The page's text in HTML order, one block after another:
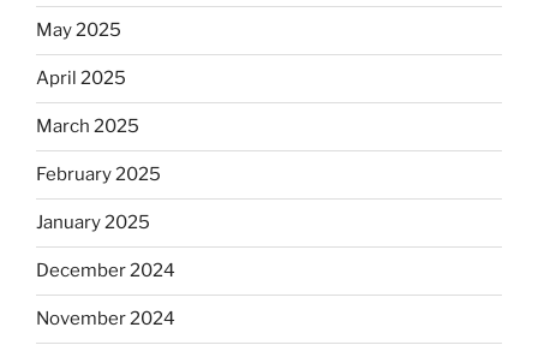
May 2025
April 2025
March 2025
February 2025
January 2025
December 2024
November 2024